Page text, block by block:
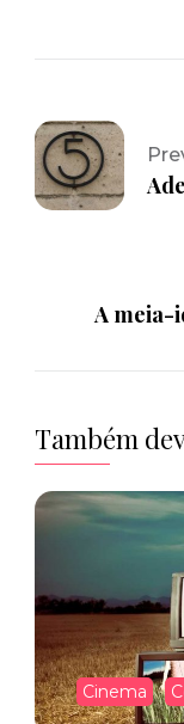
A meia-
Também
Cinema